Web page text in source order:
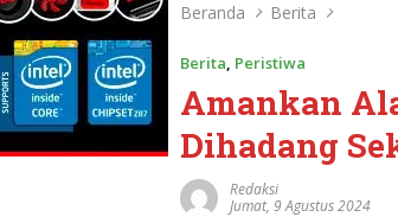
Beranda Berita
Berita, Peristiwa
Amankan
Dihadang
Redaksi
Jumat, 9 Agustus 2024